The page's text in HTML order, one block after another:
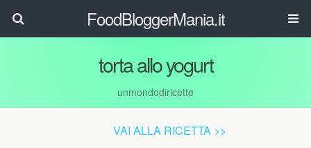
FoodBloggerMania.it
torta allo yogurt
unmondodiricette
VAI ALLA RICETTA >>